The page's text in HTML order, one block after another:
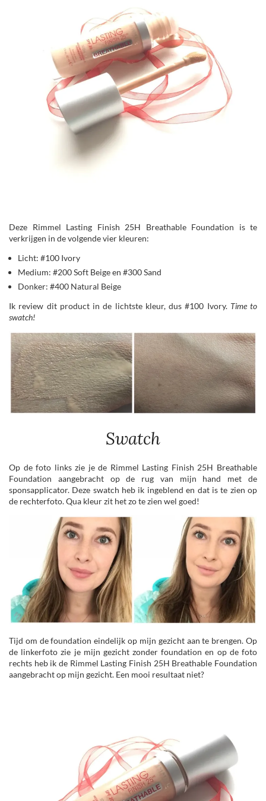
Deze Rimmel Lasting Finish 25H Breathable Foundation is te
verkrijgen in de volgende vier kleuren:
Licht: #100 Ivory
Medium: #200 Soft Beige en #300 Sand
Donker: #400 Natural Beige
Ik review dit product in de lichtste kleur, dus #100 Ivory. Time to
swatch!
Swatch
Op de foto links zie je de Rimmel Lasting Finish 25H Breathable
Foundation aangebracht op de rug van mijn hand met de
sponsapplicator. Deze swatch heb ik ingeblend en dat is te zien op
de rechterfoto. Qua kleur zit het zo te zien wel goed!
Tijd om de foundation eindelijk op mijn gezicht aan te brengen. Op
de linkerfoto zie je mijn gezicht zonder foundation en op de foto
rechts heb ik de Rimmel Lasting Finish 25H Breathable Foundation
aangebracht op mijn gezicht. Een mooi resultaat niet?